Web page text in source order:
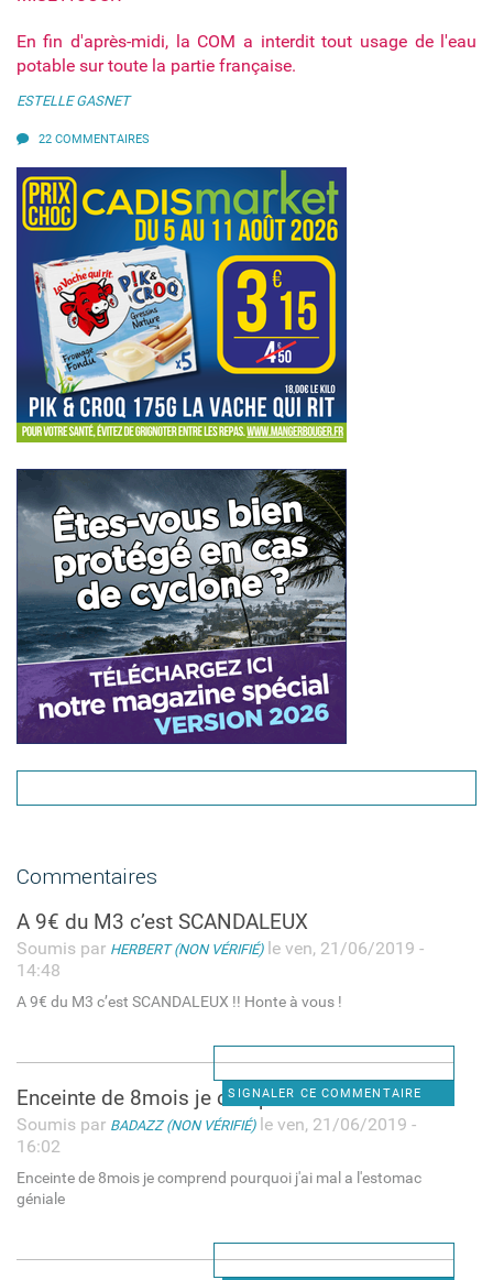
En fin d'après-midi, la COM a interdit tout usage de l'eau
potable sur toute la partie française.
ESTELLE GASNET
22 COMMENTAIRES
Commentaires
A 9€ du M3 c’est SCANDALEUX
Soumis par HERBERT (NON VÉRIFIÉ)le ven, 21/06/2019 -
14:48
A 9€ du M3 c’est SCANDALEUX !! Honte à vous !
SIGNALER CE COMMENTAIRE
Enceinte de 8mois je comprend
Soumis par BADAZZ (NON VÉRIFIÉ)le ven, 21/06/2019 -
16:02
Enceinte de 8mois je comprend pourquoi j'ai mal a l'estomac
géniale